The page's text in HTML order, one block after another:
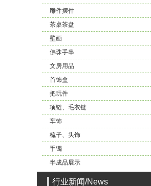
雕件摆件
茶桌茶盘
壁画
佛珠手串
文房用品
首饰盒
把玩件
项链、毛衣链
车饰
梳子、头饰
手镯
半成品展示
行业新闻/News